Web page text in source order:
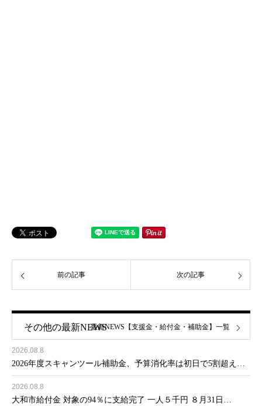
前の記事 次の記事
その他の最新NEWS
2026.08.8
2026年度スキャンツール補助金、予算消化率は初日で5割超え…
2026.08.8
大和市給付金 対象の94％に支給完了 一人５千円 ８月31日…
最新NEWS【支援金・給付金・補助金】一覧